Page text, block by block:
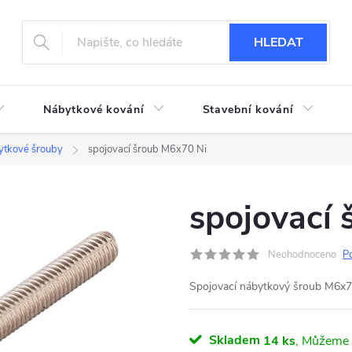
HLEDAT
Nábytkové kování Stavební kování
šrouby spojovací šroub M6x70 Ni
spojovací
Neohodnoceno
Spojovací nábytkový šroub
Skladem 14 ks